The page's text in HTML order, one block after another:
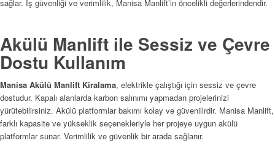
sağlar. İş güvenliği ve verimlilik, Manisa Manlift’in öncelikli değerlerindendir.
Akülü Manlift ile Sessiz ve Çevre
Dostu Kullanım
Manisa Akülü Manlift Kiralama, elektrikle çalıştığı için sessiz ve çevre
dostudur. Kapalı alanlarda karbon salınımı yapmadan projelerinizi
yürütebilirsiniz. Akülü platformlar bakımı kolay ve güvenilirdir. Manisa Manlift,
farklı kapasite ve yükseklik seçenekleriyle her projeye uygun akülü
platformlar sunar. Verimlilik ve güvenlik bir arada sağlanır.